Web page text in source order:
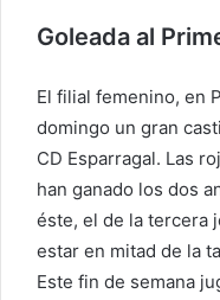
Goleada al
El filial femenino, en
domingo un gran
CD Esparragal. Las
han ganado los dos
éste, el de la tercera
estar en mitad de la
Este fin de semana